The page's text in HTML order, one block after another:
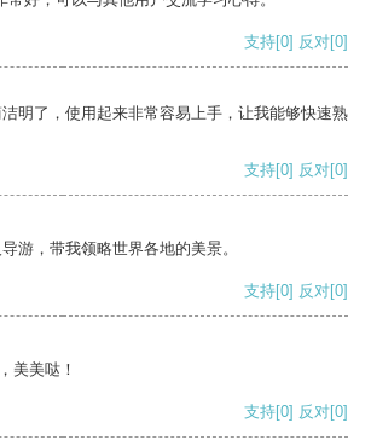
支持[0] 反对[0]
明了，使用起来非常容易上手，让我能够快速熟
支持[0] 反对[0]
游，带我领略世界各地的美景。
支持[0] 反对[0]
美美哒！
支持[0] 反对[0]